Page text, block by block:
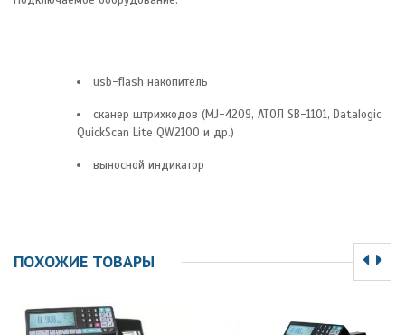
usb-flash накопитель
сканер штрихкодов (MJ-4209, АТОЛ SB-1101, Datalogic
QuickScan Lite QW2100 и др.)
выносной индикатор
ПОХОЖИЕ ТОВАРЫ